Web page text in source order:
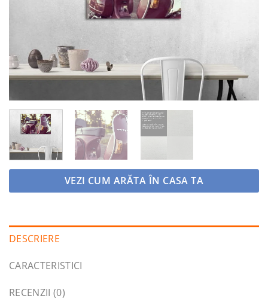
VEZI CUM ARĂTA ÎN CASA TA
DESCRIERE
CARACTERISTICI
RECENZII (0)